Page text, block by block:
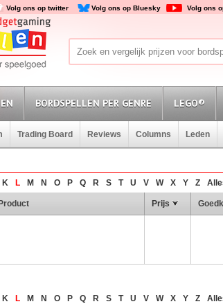
Volg ons op twitter Volg ons op Bluesky Volg ons
BORDSPELLEN PER GENRE LEGO®
Trading Board Reviews Columns Leden
K L M N O P Q R S T U V W X Y Z
Product Prijs
K L M N O P Q R S T U V W X Y Z